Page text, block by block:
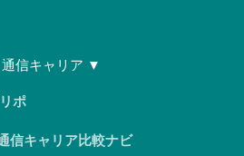
信キャリア ▼
ポ
信キャリア比較ナビ